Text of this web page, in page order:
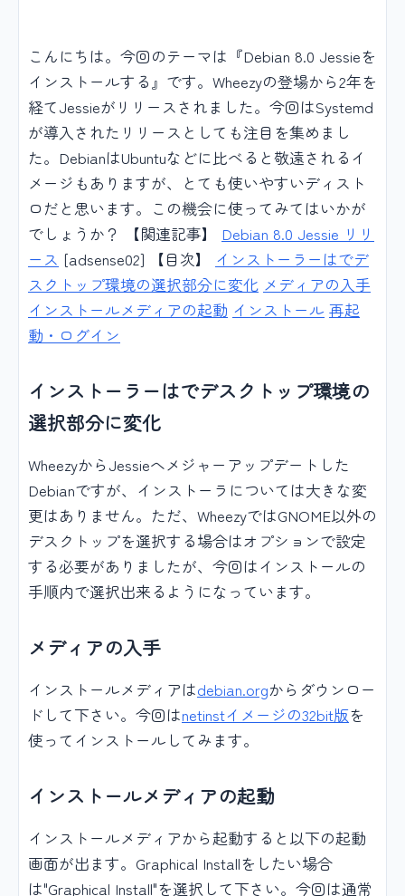
こんにちは。今回のテーマは『Debian 8.0 Jessieを
インストールする』です。Wheezyの登場から2年を
経てJessieがリリースされました。今回はSystemd
が導入されたリリースとしても注目を集めまし
た。DebianはUbuntuなどに比べると敬遠されるイ
メージもありますが、とても使いやすいディスト
ロだと思います。この機会に使ってみてはいかが
でしょうか？ 【関連記事】 Debian 8.0 Jessie リリ
ース [adsense02] 【目次】 インストーラーはでデ
スクトップ環境の選択部分に変化 メディアの入手
インストールメディアの起動 インストール 再起
動・ログイン
インストーラーはでデスクトップ環境の
選択部分に変化
WheezyからJessieへメジャーアップデートした
Debianですが、インストーラについては大きな変
更はありません。ただ、WheezyではGNOME以外の
デスクトップを選択する場合はオプションで設定
する必要がありましたが、今回はインストールの
手順内で選択出来るようになっています。
メディアの入手
インストールメディアはdebian.orgからダウンロー
ドして下さい。今回はnetinstイメージの32bit版を
使ってインストールしてみます。
インストールメディアの起動
インストールメディアから起動すると以下の起動
画面が出ます。Graphical Installをしたい場合
は"Graphical Install"を選択して下さい。今回は通常